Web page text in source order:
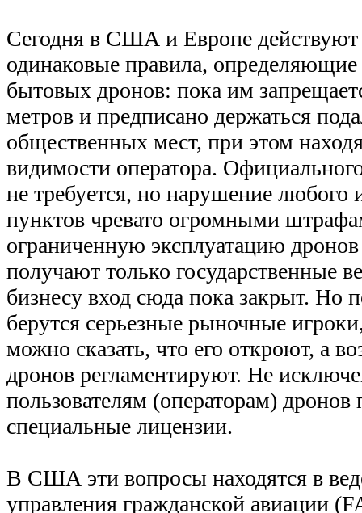
Сегодня в США и Европе действуют
одинаковые правила,
бытовых дронов: пока им
метров и предписано держаться
общественных мест, при этом
видимости оператора.
не требуется, но нарушение любого
пунктов чревато огромными
ограниченную эксплуатацию дронов
получают только государственные
бизнесу вход сюда пока закрыт. Но
берутся серьезные рыночные
можно сказать, что его откроют, а
дронов регламентируют. Не
пользователям (операторам) дронов
специальные лицензии.
В США эти вопросы находятся в
управления гражданской авиации